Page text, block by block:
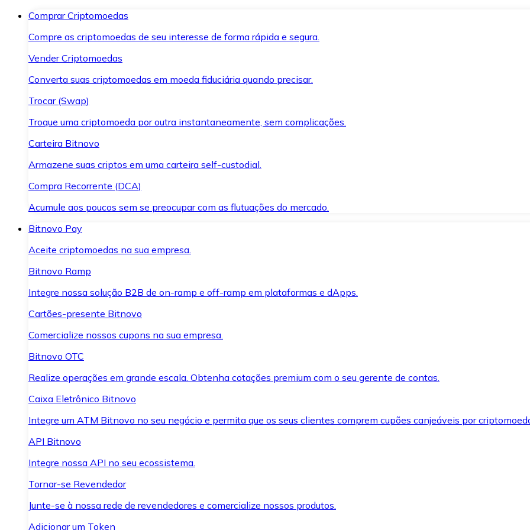
Comprar Criptomoedas
Compre as criptomoedas de seu interesse de forma rápida e segura.
Vender Criptomoedas
Converta suas criptomoedas em moeda fiduciária quando precisar.
Trocar (Swap)
Troque uma criptomoeda por outra instantaneamente, sem complicações.
Carteira Bitnovo
Armazene suas criptos em uma carteira self-custodial.
Compra Recorrente (DCA)
Acumule aos poucos sem se preocupar com as flutuações do mercado.
Bitnovo Pay
Aceite criptomoedas na sua empresa.
Bitnovo Ramp
Integre nossa solução B2B de on-ramp e off-ramp em plataformas e dApps.
Cartões-presente Bitnovo
Comercialize nossos cupons na sua empresa.
Bitnovo OTC
Realize operações em grande escala. Obtenha cotações premium com o seu gerente de contas.
Caixa Eletrônico Bitnovo
Integre um ATM Bitnovo no seu negócio e permita que os seus clientes comprem cupões canjeáveis por
API Bitnovo
Integre nossa API no seu ecossistema.
Tornar-se Revendedor
Junte-se à nossa rede de revendedores e comercialize nossos produtos.
Adicionar um Token